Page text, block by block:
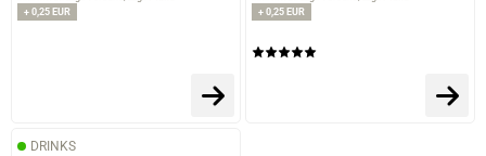
+ 0,25 EUR
+ 0,25 EUR
DRINKS